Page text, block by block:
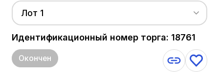
Лот 1
Идентификационный номер торга: 18761
Окончен